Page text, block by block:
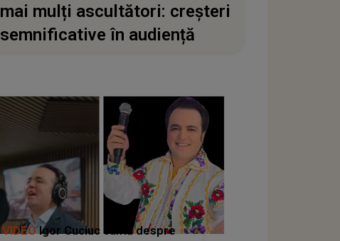
mai mulți ascultători: creșteri
semnificative în audiență
VIDEOIgor Cuciuc cântă despre